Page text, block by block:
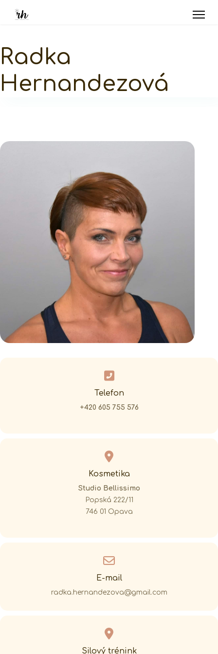
Radka
Hernandezová
Telefon
+420 605 755 576
Kosmetika
Studio Bellissimo
Popská 222/11
746 01 Opava
E-mail
radka.hernandezova@gmail.com
Silový trénink